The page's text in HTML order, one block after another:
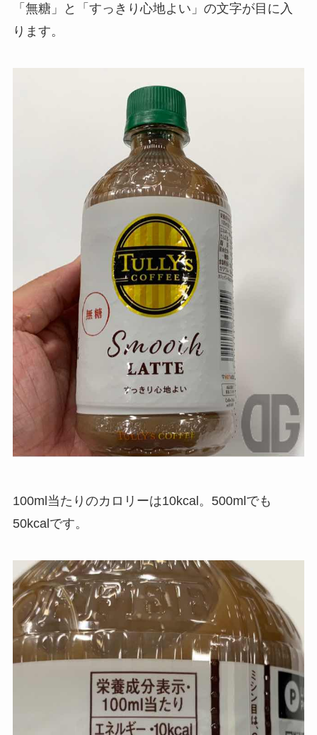
「無糖」と「すっきり心地よい」の文字が目に入
ります。
100ml当たりのカロリーは10kcal。500mlでも
50kcalです。